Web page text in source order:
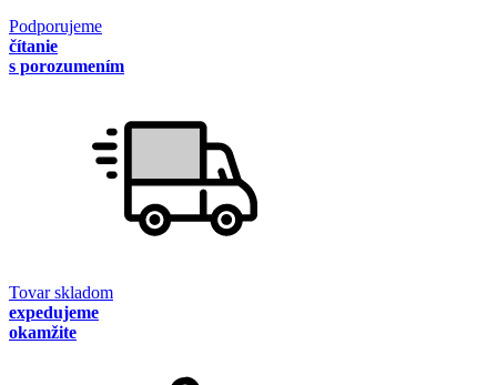
Podporujeme
čítanie
s porozumením
Tovar skladom
expedujeme
okamžite